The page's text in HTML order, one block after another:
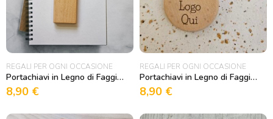
REGALI PER OGNI OCCASIONE
Portachiavi in Legno di Faggio rettangolare Personalizzabile
8,90 €
REGALI PER OGNI OCCASIONE
Portachiavi in Legno di Faggio rotondo Personalizzabile
8,90 €